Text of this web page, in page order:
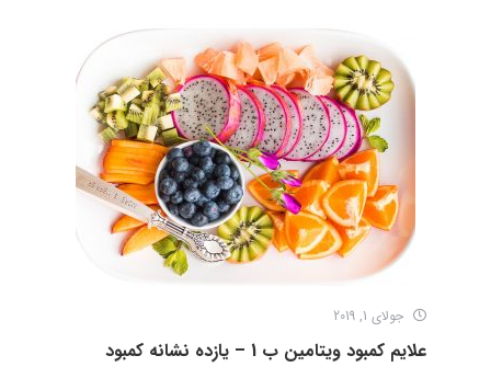
جولای 1, 2019
علایم کمبود ویتامین ب 1 – یازده نشانه کمبود